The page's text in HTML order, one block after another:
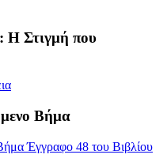
Η Στιγμή που
Βήμα